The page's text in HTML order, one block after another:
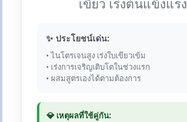
เขียว เร่งต้นแข็งแรง
✨ ประโยชน์เด่น:
• ไนโตรเจนสูง เร่งใบเขียวเข้ม
• เร่งการเจริญเติบโตในช่วงแรก
• ผสมสูตรเองได้ตามต้องการ
💎 เหตุผลที่ใช้คู่กัน: